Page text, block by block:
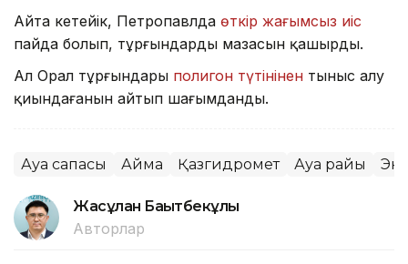
Айта кетейік, Петропавлда өткір жағымсыз иіс
пайда болып, тұрғындардың мазасын қашырды.
Ал Орал тұрғындары полигон түтінінен тыныс алу
қиындағанын айтып шағымданды.
Ауа сапасы Аймақ Қазгидромет Ауа райы
Жасұлан Бақытбекұлы
Авторлар